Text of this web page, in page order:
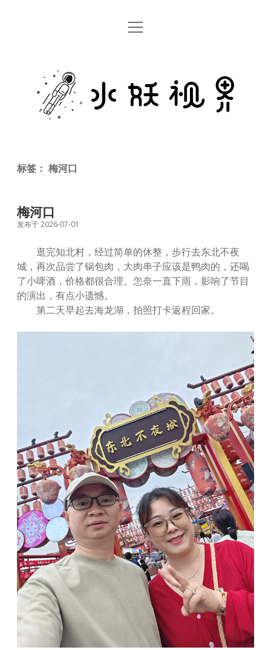
首页
关于
open
水
妖
视
标签： 梅河口
梅河口
发布于 2026-07-01
逛完知北村，经过简单的休整，步行去东北不夜
城，再次品尝了锅包肉，大肉串子应该是鸭肉的，还喝
了小啤酒，价格都很合理。怎奈一直下雨，影响了节目
的演出，有点小遗憾。
第二天早起去海龙湖，拍照打卡返程回家。